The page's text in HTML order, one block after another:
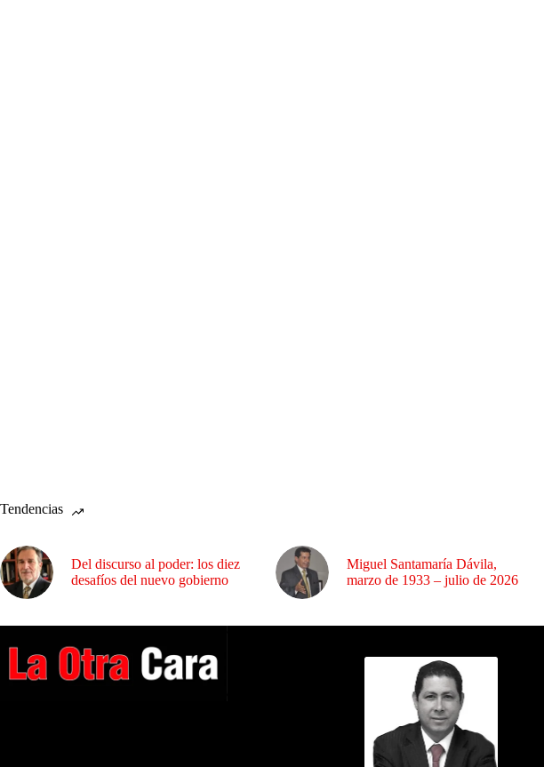
Tendencias
Del discurso al poder: los diez
desafíos del nuevo gobierno
Miguel Santamaría Dávila,
marzo de 1933 – julio de 2026